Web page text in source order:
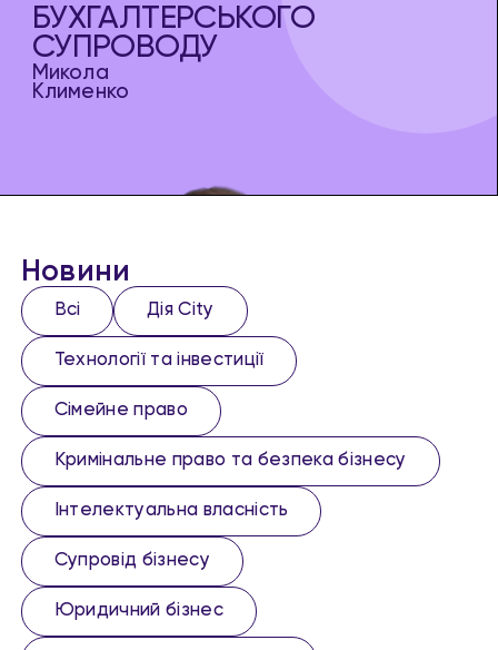
БУХГАЛТЕРСЬКОГО
СУПРОВОДУ
Микола
Клименко
Новини
Всі Дія City
Технології та інвестиції
Сімейне право
Кримінальне право та безпека бізнесу
Інтелектуальна власність
Супровід бізнесу
Юридичний бізнес